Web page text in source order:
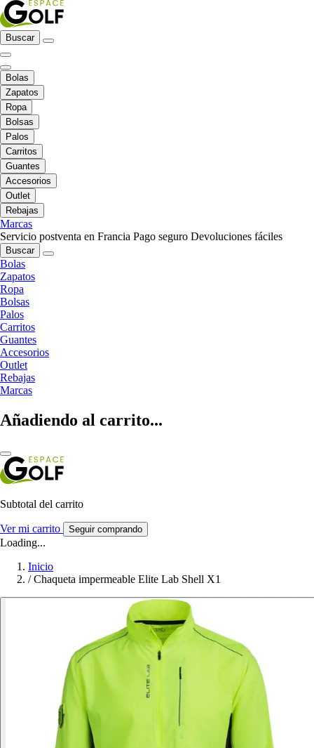
Buscar
Bolas
Zapatos
Ropa
Bolsas
Palos
Carritos
Guantes
Accesorios
Outlet
Rebajas
Marcas
Servicio postventa en Francia Pago seguro Devoluciones fáciles
Buscar
Bolas
Zapatos
Ropa
Bolsas
Palos
Carritos
Guantes
Accesorios
Outlet
Rebajas
Marcas
Añadiendo al carrito...
Subtotal del carrito
Ver mi carrito Seguir comprando
Loading...
Inicio
/ Chaqueta impermeable Elite Lab Shell X1